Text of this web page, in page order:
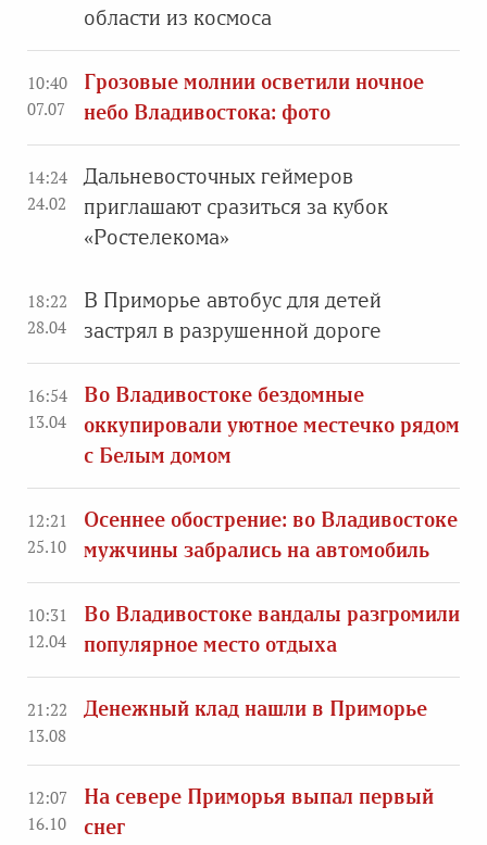
области из космоса
10:40
07.07
Грозовые молнии осветили ночное
небо Владивостока: фото
14:24
24.02
Дальневосточных геймеров
приглашают сразиться за кубок
«Ростелекома»
18:22
28.04
В Приморье автобус для детей
застрял в разрушенной дороге
16:54
13.04
Во Владивостоке бездомные
оккупировали уютное местечко рядом
с Белым домом
12:21
25.10
Осеннее обострение: во Владивостоке
мужчины забрались на автомобиль
10:31
12.04
Во Владивостоке вандалы разгромили
популярное место отдыха
21:22
13.08
Денежный клад нашли в Приморье
12:07
16.10
На севере Приморья выпал первый
снег